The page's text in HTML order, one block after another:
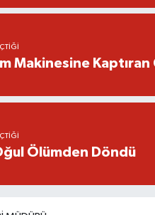
Makinesine Kaptıran
Ölümden Döndü